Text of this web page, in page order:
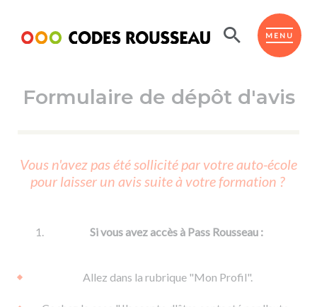
MENU
ESPACE ÉLÈVE
Code de la route
Passer l'ASSR
Réviser le code
Passer l'ETM
Permis voiture
Permis remorque
d'apprentissage
De la conduite en voiture
Formulaire de dépôt d'avis
Vous n'avez pas été sollicité par votre auto-école
pour laisser un avis suite à votre formation ?
Si vous avez accès à Pass Rousseau :
Allez dans la rubrique "Mon Profil".